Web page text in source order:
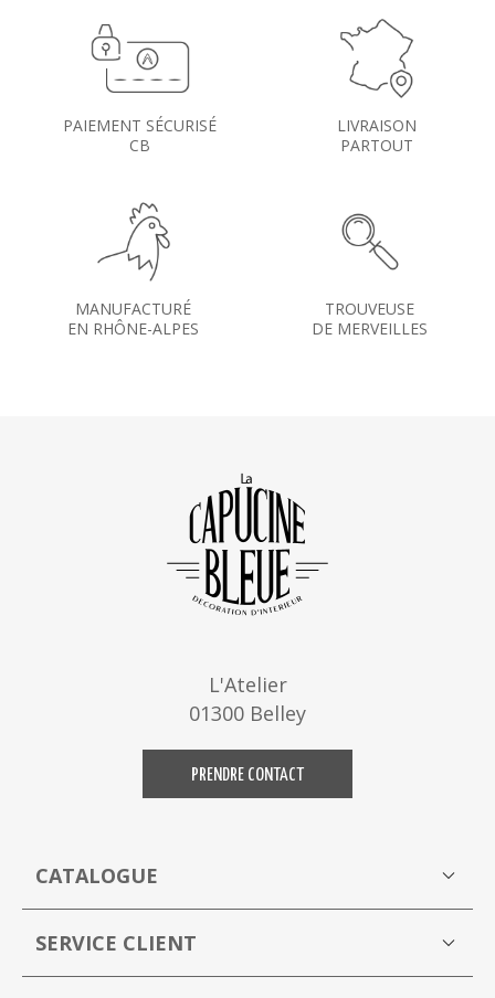
PAIEMENT SÉCURISÉ
CB
LIVRAISON
PARTOUT
MANUFACTURÉ
EN RHÔNE-ALPES
TROUVEUSE
DE MERVEILLES
CATALOGUE
Boutique
SERVICE CLIENT
L'Atelier
01300 Belley
PRENDRE CONTACT